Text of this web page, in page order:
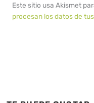
Este sitio usa Akismet
procesan los datos de